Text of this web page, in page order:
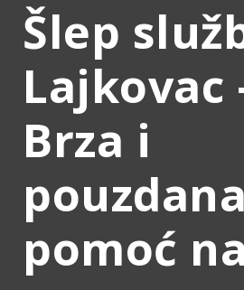
Šlep
Lajkovac
Brza i
pouzdana
pomoć